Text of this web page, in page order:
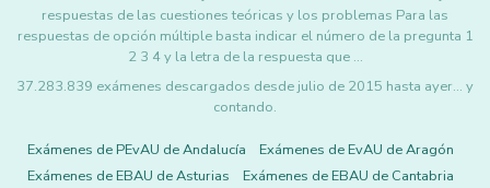
respuestas de las cuestiones teóricas y los problemas Para las
respuestas de opción múltiple basta indicar el número de la pregunta 1
2 3 4 y la letra de la respuesta que …
37.283.839 exámenes descargados desde julio de 2015 hasta ayer... y
contando.
Exámenes de PEvAU de Andalucía
Exámenes de EvAU de Aragón
Exámenes de EBAU de Asturias
Exámenes de EBAU de Cantabria